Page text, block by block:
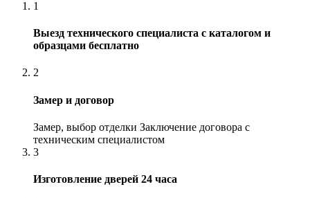
1
Выезд технического специалиста с каталогом и
образцами бесплатно
2
Замер и договор
Замер, выбор отделки Заключение договора с
техническим специалистом
3
Изготовление дверей 24 часа